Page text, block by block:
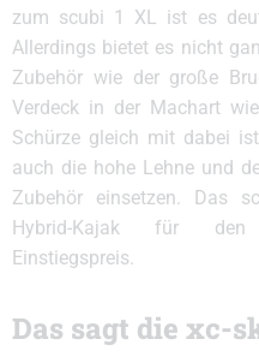
zum scubi 1 XL ist es
Allerdings bietet es nicht
Zubehör wie der große
Verdeck in der Machart
Schürze gleich mit dabei
auch die hohe Lehne und
Zubehör einsetzen. Das
Hybrid-Kajak für den
Einstiegspreis.
Das sagt die xc-